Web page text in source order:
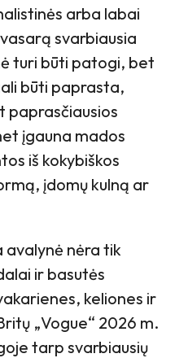
arba labai
svarbiausia
turi būti patogi, bet
būti paprasta,
paprasčiausios
įgauna mados
iš kokybiškos
įdomų kulną ar
avalynė nėra tik
ir basutės
keliones ir
„Vogue“ 2026 m.
tarp svarbiausių